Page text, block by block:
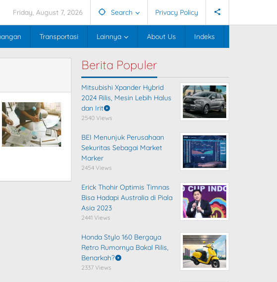
Friday, August 7, 2026 Search Privacy Policy
Transportasi Lainnya About Us Indeks
Berita Populer
Mitsubishi Xpander Hybrid
2024 Rilis, Mesin Lebih Halus
dan Irit
2540 Views
BEI Menunjuk Perusahaan
Sekuritas Sebagai Market
Marker
2454 Views
Erick Thohir Optimis Timnas
Bisa Hadapi Australia di Piala
Asia 2023
2441 Views
Honda Stylo 160 Bergaya
Retro Rumornya Bakal Rilis,
Benarkah?
2337 Views